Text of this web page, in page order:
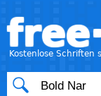
Kostenlose Schriften